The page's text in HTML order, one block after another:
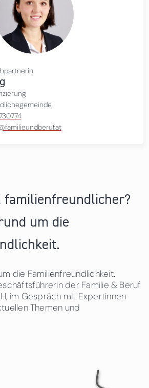
familienfreundlicher?
um die
die Familienfreundlichkeit.
der Familie & Beruf
im Gespräch mit Expertinnen
Themen und